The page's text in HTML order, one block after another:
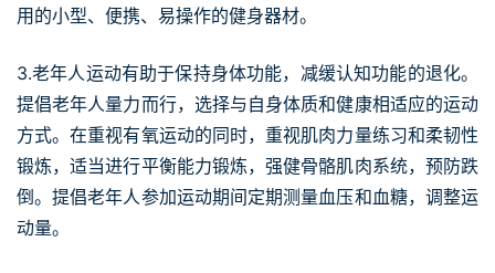
用的小型、便携、易操作的健身器材。
3.老年人运动有助于保持身体功能，减缓认知功能的退化。
提倡老年人量力而行，选择与自身体质和健康相适应的运动
方式。在重视有氧运动的同时，重视肌肉力量练习和柔韧性
锻炼，适当进行平衡能力锻炼，强健骨骼肌肉系统，预防跌
倒。提倡老年人参加运动期间定期测量血压和血糖，调整运
动量。